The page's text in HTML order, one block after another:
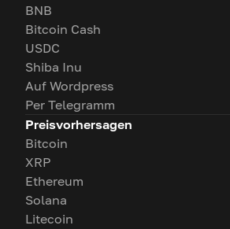
BNB
Bitcoin Cash
USDC
Shiba Inu
Auf Wordpress
Per Telegramm
Preisvorhersagen
Bitcoin
XRP
Ethereum
Solana
Litecoin